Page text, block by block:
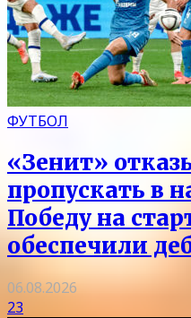
ФУТБОЛ
«Зенит»
пропускать в
Победу на
обеспечили
06.08.2026
23